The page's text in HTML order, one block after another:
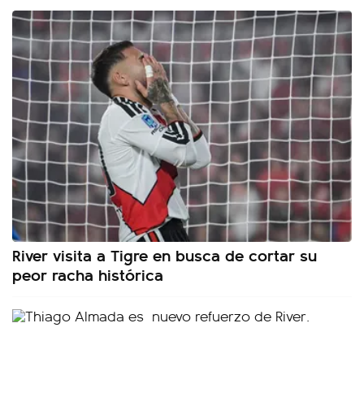
River visita a Tigre en busca de cortar su
peor racha histórica